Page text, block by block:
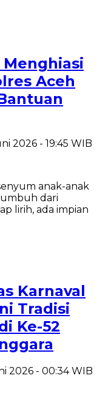
Aceh
2026 - 19:45 WIB
anak-anak
dari
lirih, ada impian
Karnaval
Tradisi
Ke-52
2026 - 00:34 WIB